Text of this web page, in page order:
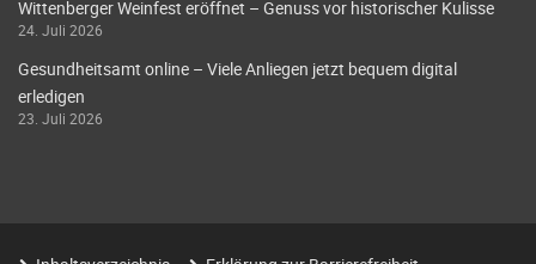
Wittenberger Weinfest eröffnet – Genuss vor historischer Kulisse
24. Juli 2026
Gesundheitsamt online – Viele Anliegen jetzt bequem digital
erledigen
23. Juli 2026